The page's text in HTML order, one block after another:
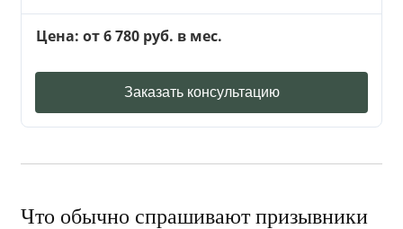
Цена: от 6 780 руб. в мес.
Заказать консультацию
Что обычно спрашивают призывники